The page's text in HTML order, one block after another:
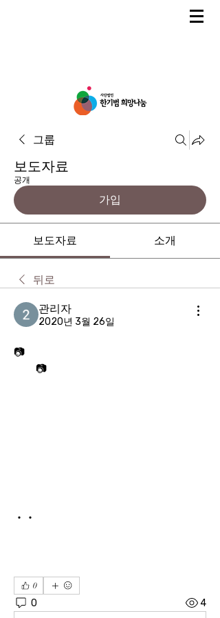
그룹
보도자료
공개
가입
보도자료 소개
뒤로
관리자
2020년 3월 26일
📷
📷
특히 이번 자선경기에는 서울시교육청‧경기도교육청 학생 및 가족 2000여 명, 소외계층‧장애인 1000여 명, 문화소외지역인 농산어촌(온드림스쿨) 학생들이 초청되어 스타연예인과 스포츠 스타들의 재능 나눔의 현장을 경험하고 나눔문화에 대한 교육의 장이 될 전망이다.
0
0 4